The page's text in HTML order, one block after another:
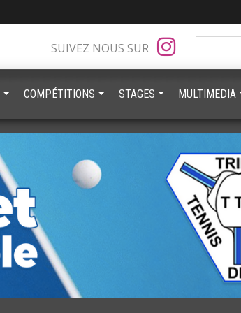
SUIVEZ NOUS SUR
COMPÉTITIONS STAGES MULTIMEDIA